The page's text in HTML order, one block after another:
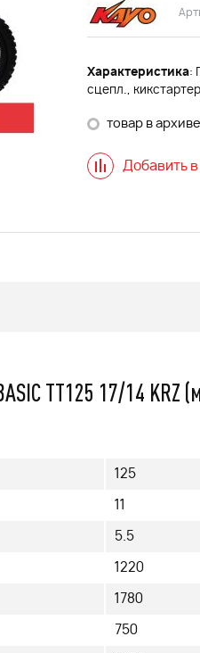
q
Характеристика:
сцепл.,
товар в архиве
Добавить
TT125 17/14 KRZ
125
11
5.5
1220
1780
750